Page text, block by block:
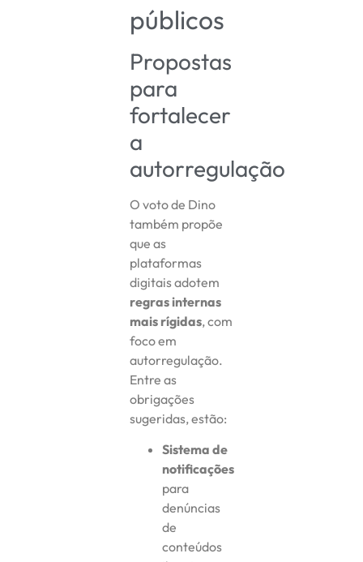
públicos
Propostas
para
fortalecer
a
autorregulação
O voto de Dino
também propõe
que as
plataformas
digitais adotem
regras internas
mais rígidas, com
foco em
autorregulação.
Entre as
obrigações
sugeridas, estão:
Sistema de
notificações
para
denúncias
de
conteúdos